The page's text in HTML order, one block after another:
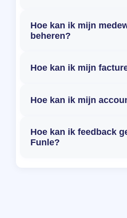
Hoe kan ik mijn
beheren?
Hoe kan ik mijn
Hoe kan ik mijn
Hoe kan ik feedback
Funle?